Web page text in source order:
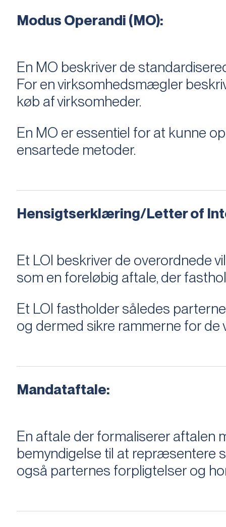
Modus Operandi (MO):
En MO beskriver de
For en virksomhedsmægler
køb af virksomheder.
En MO er essentiel for at kunne
ensartede metoder.
Hensigtserklæring/Letter of
Et LOI beskriver de overordnede
som en foreløbig aftale, der
Et LOI fastholder således
og dermed sikre rammerne for de
Mandataftale:
En aftale der formaliserer
bemyndigelse til at repræsentere
også parternes forpligtelser og